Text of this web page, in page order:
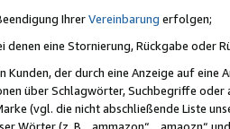
IhrerVereinbarung erfolgen;
denen eine Stornierung, Rückgabe oder
Kunden, der durch eine Anzeige auf
über Schlagwörter, Suchbegriffe
(vgl. die nicht abschließende Liste
Wörter (z. B. „ammazon“, „amaozn“